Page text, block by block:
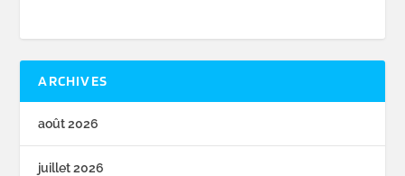
ARCHIVES
août 2026
juillet 2026